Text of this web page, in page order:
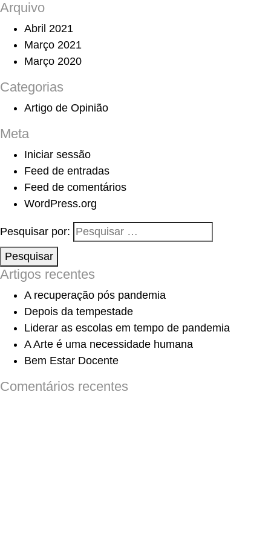
Arquivo
Abril 2021
Março 2021
Março 2020
Categorias
Artigo de Opinião
Meta
Iniciar sessão
Feed de entradas
Feed de comentários
WordPress.org
Pesquisar por:
Pesquisar
Artigos recentes
A recuperação pós pandemia
Depois da tempestade
Liderar as escolas em tempo de pandemia
A Arte é uma necessidade humana
Bem Estar Docente
Comentários recentes